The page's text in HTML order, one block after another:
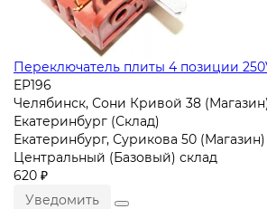
Переключатель плиты 4 позиции
EP196
Челябинск, Сони Кривой 38
Екатеринбург (Склад)
Екатеринбург, Сурикова 50 (Магазин)
Центральный (Базовый) склад
620 ₽
Уведомить